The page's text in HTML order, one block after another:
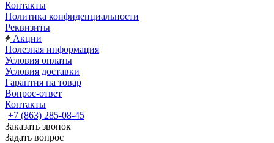
Контакты
Политика конфиденциальности
Реквизиты
Акции
Полезная информация
Условия оплаты
Условия доставки
Гарантия на товар
Вопрос-ответ
Контакты
+7 (863) 285-08-45
Заказать звонок
Задать вопрос